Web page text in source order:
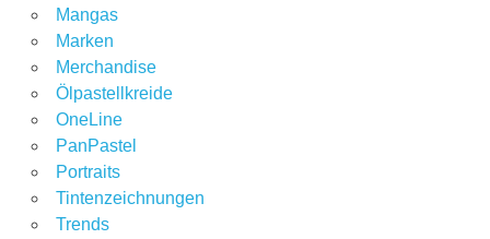
Mangas
Marken
Merchandise
Ölpastellkreide
OneLine
PanPastel
Portraits
Tintenzeichnungen
Trends